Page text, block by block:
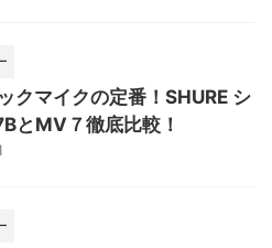
クマイクの定番！SHURE シ
とMV７徹底比較！